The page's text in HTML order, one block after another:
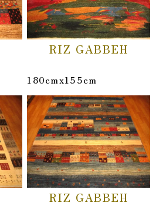
RIZ GABBEH
180cmx155cm
RIZ GABBEH